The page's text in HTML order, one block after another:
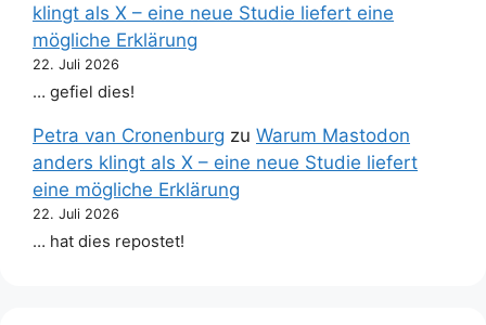
klingt als X – eine neue Studie liefert eine
mögliche Erklärung
22. Juli 2026
… gefiel dies!
Petra van Cronenburg zu Warum Mastodon
anders klingt als X – eine neue Studie liefert
eine mögliche Erklärung
22. Juli 2026
… hat dies repostet!